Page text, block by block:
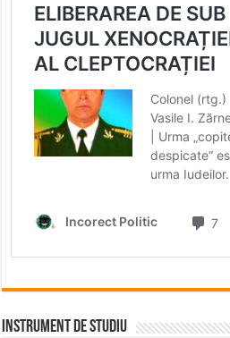
INSTRUMENT DE STUDIU